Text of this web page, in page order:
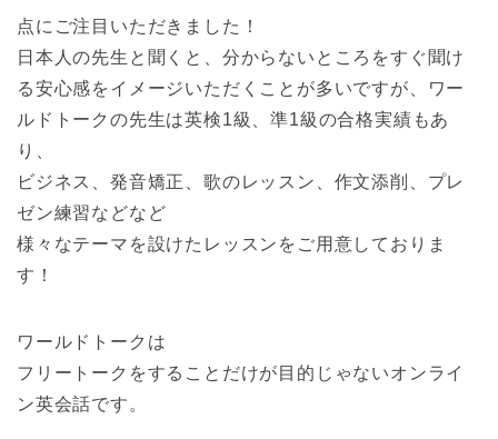
点にご注目いただきました！
日本人の先生と聞くと、分からないところをすぐ聞け
る安心感をイメージいただくことが多いですが、ワー
ルドトークの先生は英検1級、準1級の合格実績もあ
り、
ビジネス、発音矯正、歌のレッスン、作文添削、プレ
ゼン練習などなど
様々なテーマを設けたレッスンをご用意しておりま
す！
ワールドトークは
フリートークをすることだけが目的じゃないオンライ
ン英会話です。